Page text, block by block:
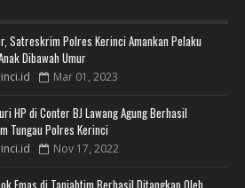
Satreskrim Polres Kerinci Amankan Pelaku
Dibawah Umur
Mar 01, 2023
HP di Conter BJ Lawang Agung Berhasil
Tungau Polres Kerinci
Nov 17, 2022